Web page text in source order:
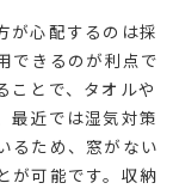
が心配するのは採
できるのが利点で
ことで、タオルや
最近では湿気対策
るため、窓がない
が可能です。収納